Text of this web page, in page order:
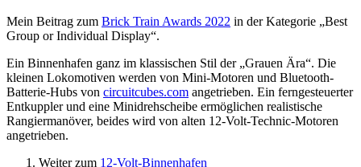
Mein Beitrag zum Brick Train Awards 2022 in der Kategorie „Best
Group or Individual Display“.
Ein Binnenhafen ganz im klassischen Stil der „Grauen Ära“. Die
kleinen Lokomotiven werden von Mini-Motoren und Bluetooth-
Batterie-Hubs von circuitcubes.com angetrieben. Ein ferngesteuerter
Entkuppler und eine Minidrehscheibe ermöglichen realistische
Rangiermanöver, beides wird von alten 12-Volt-Technic-Motoren
angetrieben.
Weiter zum 12-Volt-Binnenhafen